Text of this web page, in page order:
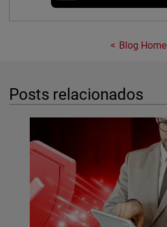
Blog Home
Posts relacionados